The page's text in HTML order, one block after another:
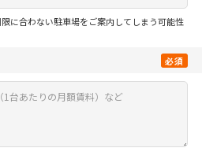
に合わない駐車場をご案内してしまう可能性
必須